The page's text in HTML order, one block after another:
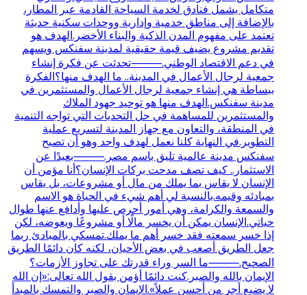
متكامل يشمل فنادق لخدمة السياحة القادمة عبر المطار،
بالإضافة إلى مناطق خدمية وإدارية ووحدات سكنية حديثة
تعتمد على مفهوم المدن الذكية والبناء الأخضر.الهدف هو
تقديم مشروع يضيف قيمة حقيقية لمدينة سفنكس ويسهم
في دعم الاقتصاد الوطني.⸻تحدثت عن فكرة إنشاء
جمعية لرجال الأعمال في المدينة.. ما الهدف منها؟الفكرة
ببساطة هي إنشاء جمعية لرجال الأعمال والمستثمرين في
مدينة سفنكس.الهدف منها هو توحيد جهود الملاك
والمستثمرين للمساهمة في حل التحديات التي تواجه التنمية
في المنطقة، والتعاون مع جهاز المدينة لتسريع عملية
التطوير.في النهاية كلنا نعمل لهدف واحد وهو أن تصبح
سفنكس مدينة عالمية تليق باسم مصر.⸻بعيدًا عن
الاستثمار.. كيف تصف مدحت بركات الإنسان؟أنا مؤمن أن
الإنسان لا يقاس بما يملك من مال أو مشروعات، بل يقاس
بمبادئه وقيمه.بالنسبة لي أهم شيء في الحياة هو الاسم
والسمعة والكرامة، وهي أمور أحرص عليها وأدافع عنها طوال
حياتي.الإنسان يمكن أن يخسر مالًا أو مشروعًا ويعوضه، لكن
إذا خسر سمعته فقد خسر أهم ما يملك.تمسكي بالمبادئ ربما
جعل الطريق أصعب في بعض الأحيان، لكنه كان دائمًا الطريق
الصحيح.⸻ما السر وراء قدرتك على تجاوز الأزمات؟
الإيمان بالله والصبر.كنت دائمًا أؤمن بقول الله تعالى:«إن الله
لا يضيع أجر من أحسن عملاً».الإيمان والصبر والتمسك بالمبدأ